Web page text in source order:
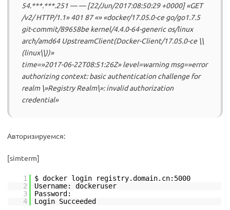
54.***.***.251 — — [22/Jun/2017:08:50:29 +0000] «GET
/v2/ HTTP/1.1» 401 87 «» «docker/17.05.0-ce go/go1.7.5
git-commit/89658be kernel/4.4.0-64-generic os/linux
arch/amd64 UpstreamClient(Docker-Client/17.05.0-ce \\
(linux\\))»
time=»2017-06-22T08:51:26Z» level=warning msg=»error
authorizing context: basic authentication challenge for
realm \»Registry Realm\»: invalid authorization
credential»
Авторизируемся:
[simterm]
1
$ docker login registry.domain.cn:5000
2
Username: dockeruser
3
Password:
4
Login Succeeded